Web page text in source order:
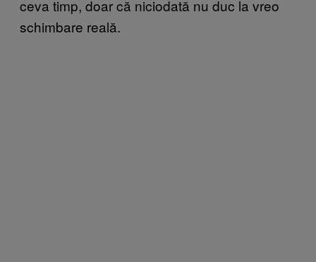
ceva timp, doar că niciodată nu duc la vreo
schimbare reală.